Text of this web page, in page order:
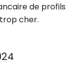
de profils
cher.